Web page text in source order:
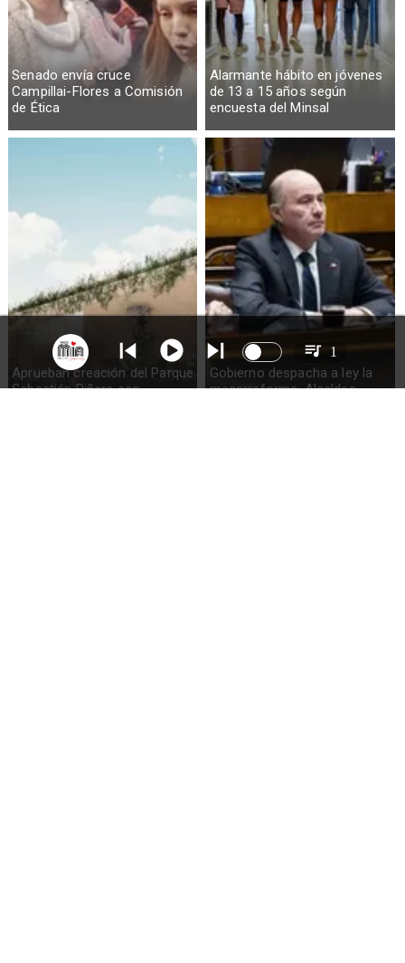
Senado envía cruce
Campillai-Flores a Comisión
de Ética
Alarmante hábito en jóvenes
de 13 a 15 años según
encuesta del Minsal
Aprueban creación del Parque
Sebastián Piñera con
Gobierno despacha a ley la
megarreforma: Alcaldes
1